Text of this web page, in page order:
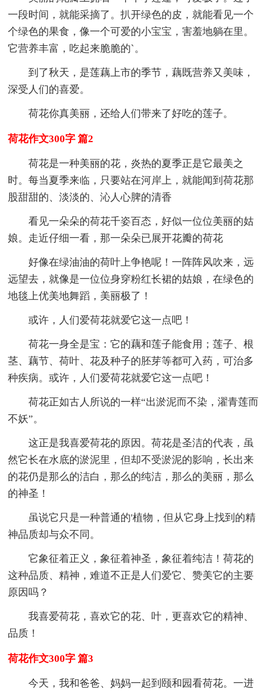
一段时间，就能采摘了。扒开绿色的皮，就能看见一个
个绿色的果食，像一个可爱的小宝宝，害羞地躺在里。
它营养丰富，吃起来脆脆的`。
到了秋天，是莲藕上市的季节，藕既营养又美味，
深受人们的喜爱。
荷花你真美丽，还给人们带来了好吃的莲子。
荷花作文300字 篇2
荷花是一种美丽的花，炎热的夏季正是它最美之
时。每当夏季来临，只要站在河岸上，就能闻到荷花那
股甜甜的、淡淡的、沁人心脾的清香
看见一朵朵的荷花千姿百态，好似一位位美丽的姑
娘。走近仔细一看，那一朵朵已展开花瓣的荷花
好像在绿油油的荷叶上争艳呢！一阵阵风吹来，远
远望去，就像是一位位身穿粉红长裙的姑娘，在绿色的
地毯上优美地舞蹈，美丽极了！
或许，人们爱荷花就爱它这一点吧！
荷花一身全是宝：它的藕和莲子能食用；莲子、根
茎、藕节、荷叶、花及种子的胚芽等都可入药，可治多
种疾病。或许，人们爱荷花就爱它这一点吧！
荷花正如古人所说的一样“出淤泥而不染，濯青莲而
不妖”。
这正是我喜爱荷花的原因。荷花是圣洁的代表，虽
然它长在水底的淤泥里，但却不受淤泥的影响，长出来
的花仍是那么的洁白，那么的纯洁，那么的美丽，那么
的神圣！
虽说它只是一种普通的'植物，但从它身上找到的精
神品质却与众不同。
它象征着正义，象征着神圣，象征着纯洁！荷花的
这种品质、精神，难道不正是人们爱它、赞美它的主要
原因吗？
我喜爱荷花，喜欢它的花、叶，更喜欢它的精神、
品质！
荷花作文300字 篇3
今天，我和爸爸、妈妈一起到颐和园看荷花。一进